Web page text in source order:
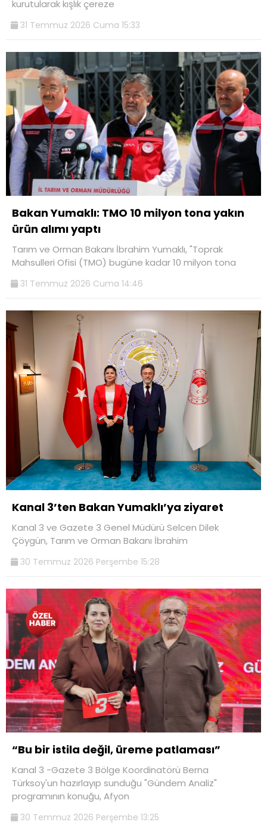
kurutularak kışlık çereze
31 Temmuz 2026 Cuma 15:33
Bakan Yumaklı: TMO 10 milyon tona yakın
ürün alımı yaptı
Tarım ve Orman Bakanı İbrahim Yumaklı, "Toprak
Mahsulleri Ofisi (TMO) bugüne kadar 10 milyon tona
31 Temmuz 2026 Cuma 14:46
Kanal 3’ten Bakan Yumaklı’ya ziyaret
Kanal 3 ve Gazete 3 Genel Müdürü Selcen Dilek
Çöygün, Tarım ve Orman Bakanı İbrahim
30 Temmuz 2026 Perşembe 15:28
“Bu bir istila değil, üreme patlaması”
Kanal 3 -Gazete 3 Bölge Koordinatörü Berna
Türksoy'un hazırlayıp sunduğu "Gündem Analiz"
programının konuğu, Afyon
30 Temmuz 2026 Perşembe 13:25